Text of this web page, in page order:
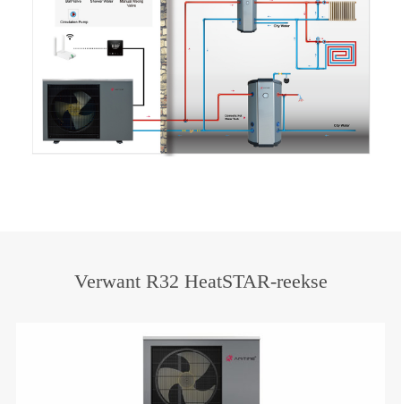
Verwant R32 HeatSTAR-reekse